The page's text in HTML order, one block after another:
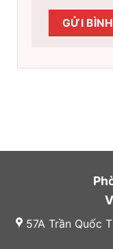
57A Trần Quốc